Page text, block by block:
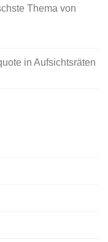
Thema von
in Aufsichtsräten